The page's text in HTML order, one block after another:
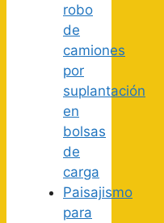
robo
de
camiones
por
suplantación
en
bolsas
de
carga
Paisajismo
para